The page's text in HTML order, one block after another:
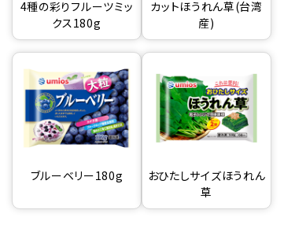
4種の彩りフルーツミッ
クス180g
カットほうれん草(台湾
産)
ブルーベリー180g
おひたしサイズほうれん
草